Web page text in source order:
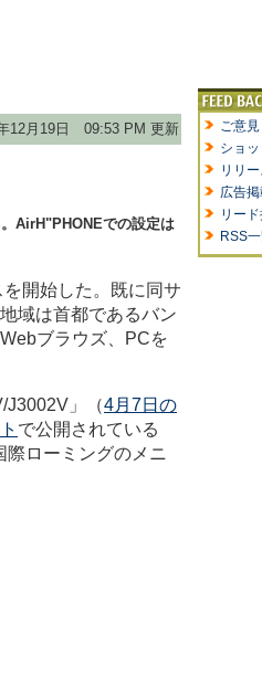
12月19日 09:53 PM 更新
AirH"PHONEでの設定は
開始した。既に同サ
域は首都であるバン
ブラウズ、PCを
」（4月7日の
で公開されている
ローミングのメニ
ご意
ショ
リリ
広告
リー
RSS